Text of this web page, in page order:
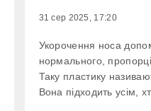
31 сер 2025, 17:20
Укорочення носа
нормального,
Таку пластику
Вона підходить усім,